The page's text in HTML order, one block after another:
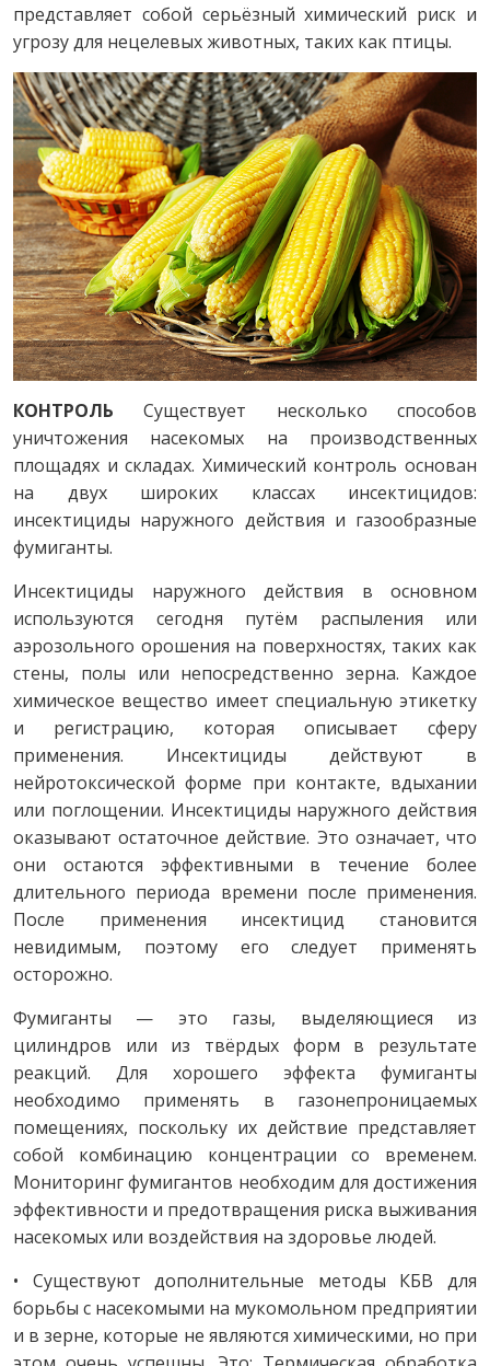
представляет собой серьёзный химический риск и
угрозу для нецелевых животных, таких как птицы.
КОНТРОЛЬ Существует несколько способов
уничтожения насекомых на производственных
площадях и складах. Химический контроль основан
на двух широких классах инсектицидов:
инсектициды наружного действия и газообразные
фумиганты.
Инсектициды наружного действия в основном
используются сегодня путём распыления или
аэрозольного орошения на поверхностях, таких как
стены, полы или непосредственно зерна. Каждое
химическое вещество имеет специальную этикетку
и регистрацию, которая описывает сферу
применения. Инсектициды действуют в
нейротоксической форме при контакте, вдыхании
или поглощении. Инсектициды наружного действия
оказывают остаточное действие. Это означает, что
они остаются эффективными в течение более
длительного периода времени после применения.
После применения инсектицид становится
невидимым, поэтому его следует применять
осторожно.
Фумиганты — это газы, выделяющиеся из
цилиндров или из твёрдых форм в результате
реакций. Для хорошего эффекта фумиганты
необходимо применять в газонепроницаемых
помещениях, поскольку их действие представляет
собой комбинацию концентрации со временем.
Мониторинг фумигантов необходим для достижения
эффективности и предотвращения риска выживания
насекомых или воздействия на здоровье людей.
• Существуют дополнительные методы КБВ для
борьбы с насекомыми на мукомольном предприятии
и в зерне, которые не являются химическими, но при